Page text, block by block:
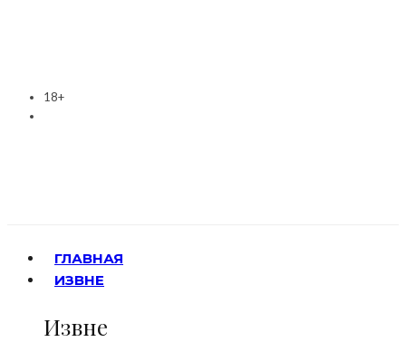
18+
ГЛАВНАЯ
ИЗВНЕ
Извне